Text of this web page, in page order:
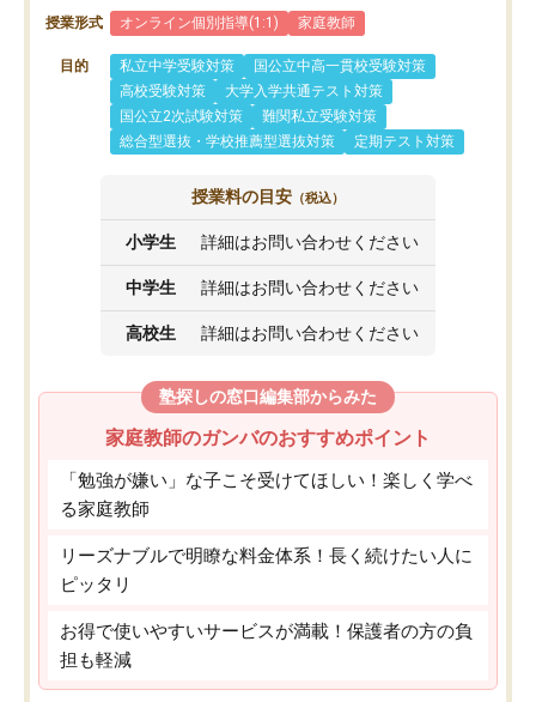
授業形式 オンライン個別指導(1:1) 家庭教師
目的 私立中学受験対策
国公立中高一貫校受験対策
高校受験対策
大学入学共通テスト対策
国公立2次試験対策
難関私立受験対策
総合型選抜・学校推薦型選抜対策
定期テスト対策
授業料の目安 （税込）
小学生 詳細はお問い合わせください
中学生 詳細はお問い合わせください
高校生 詳細はお問い合わせください
塾探しの窓口編集部からみた
家庭教師のガンバのおすすめポイント
「勉強が嫌い」な子こそ受けてほしい！楽しく学べ
る家庭教師
リーズナブルで明瞭な料金体系！長く続けたい人に
ピッタリ
お得で使いやすいサービスが満載！保護者の方の負
担も軽減